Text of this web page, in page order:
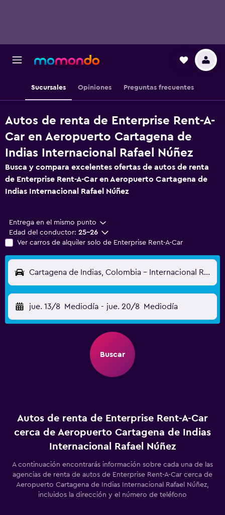
Sucursales Opiniones Preguntas frecuentes
Autos de renta de Enterprise Rent-A-
Car en Aeropuerto Cartagena de
Indias Internacional Rafael Núñez
Busca y compara excelentes ofertas de autos de renta
de Enterprise Rent-A-Car en Aeropuerto Cartagena de
Indias Internacional Rafael Núñez
Entrega en el mismo punto
Edad del conductor: 25-26
Ver carros de alquiler solo de Enterprise Rent-A-Car
Cartagena de Indias, Colombia - Internacional Rafael Núñez (CTG)
jue. 13/8 Mediodía - jue. 20/8 Mediodía
Buscar
Autos de renta de Enterprise Rent-A-Car
cerca de Aeropuerto Cartagena de Indias
Internacional Rafael Núñez
A continuación encontrarás información sobre cada una de las
agencias de renta de autos de Enterprise Rent-A-Car cerca de
Aeropuerto Cartagena de Indias Internacional Rafael Núñez,
incluidos la dirección y el número de teléfono